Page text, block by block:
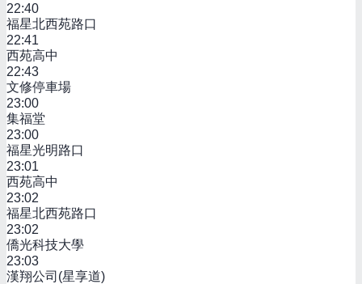
22:40
福星北西苑路口
22:41
西苑高中
22:43
文修停車場
23:00
集福堂
23:00
福星光明路口
23:01
西苑高中
23:02
福星北西苑路口
23:02
僑光科技大學
23:03
漢翔公司(星享道)